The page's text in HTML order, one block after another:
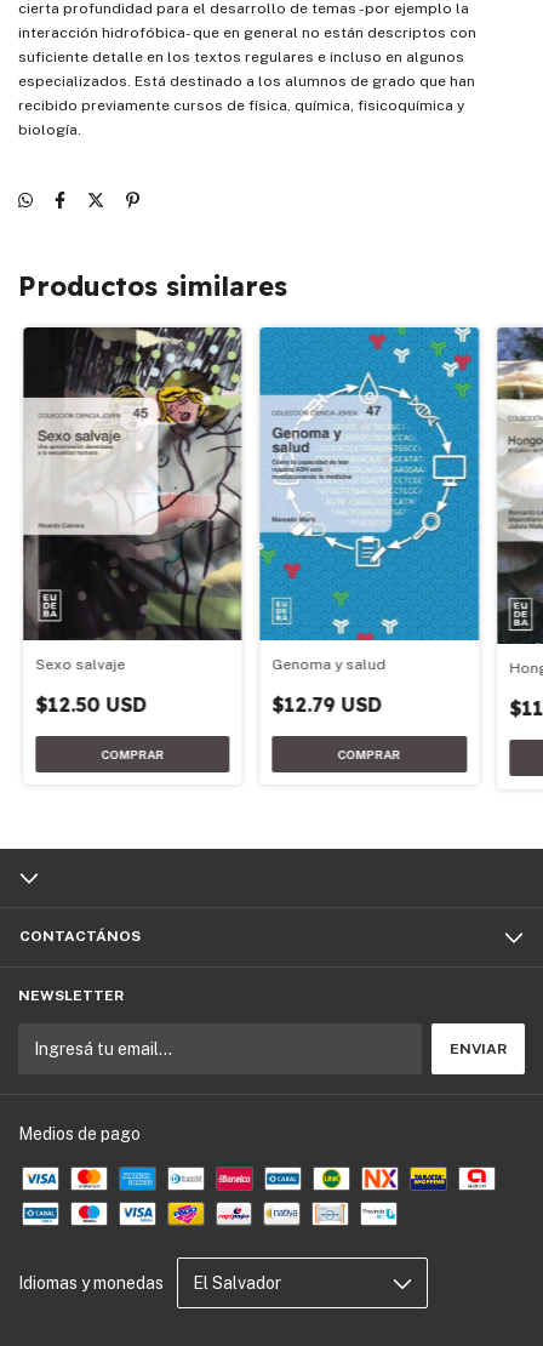
cierta profundidad para el desarrollo de temas -por ejemplo la
interacción hidrofóbica- que en general no están descriptos con
suficiente detalle en los textos regulares e incluso en algunos
especializados. Está destinado a los alumnos de grado que han
recibido previamente cursos de física, química, fisicoquímica y
biología.
Productos similares
Sexo salvaje
$12.50 USD
Genoma y salud
$12.79 USD
CONTACTÁNOS
NEWSLETTER
Medios de pago
Idiomas y monedas